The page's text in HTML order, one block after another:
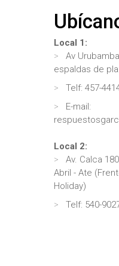
Local 1:
Av
espaldas de
Telf: 457-
E-mail:
Local 2:
Av. Calca
Abril - Ate
Holiday)
Telf: 540-